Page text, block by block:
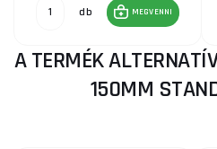
db MEGVENNI
A TERMÉK
150MM